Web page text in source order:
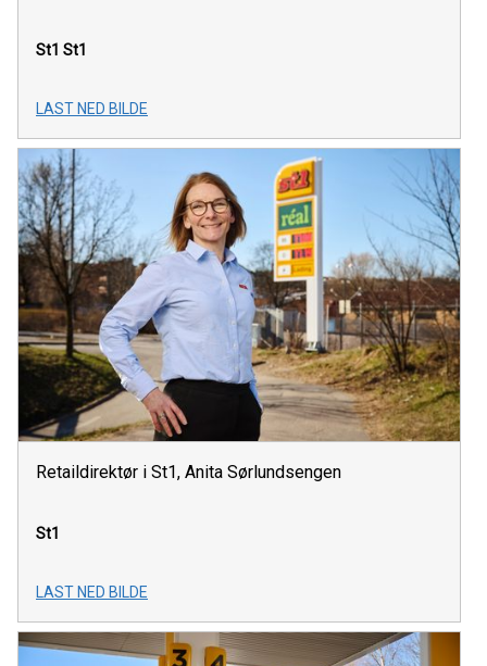
St1 St1
LAST NED BILDE
Retaildirektør i St1, Anita Sørlundsengen
St1
LAST NED BILDE